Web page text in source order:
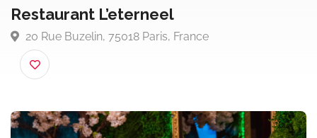
Restaurant L’eterneel
20 Rue Buzelin, 75018 Paris, France